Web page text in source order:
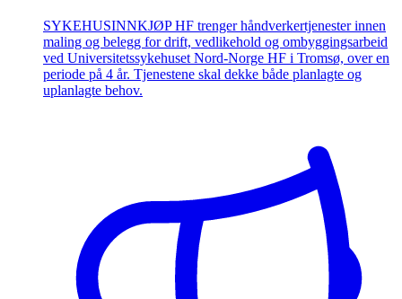
SYKEHUSINNKJØP HF trenger håndverkertjenester innen
maling og belegg for drift, vedlikehold og ombyggingsarbeid
ved Universitetssykehuset Nord-Norge HF i Tromsø, over en
periode på 4 år. Tjenestene skal dekke både planlagte og
uplanlagte behov.